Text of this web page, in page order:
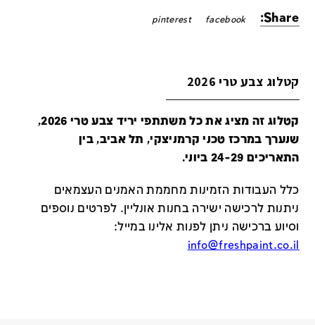
Share:
facebook
pinterest
קטלוג צבע טרי 2026
קטלוג זה מציג את כל משתתפי יריד צבע טרי 2026,
שנערך במרכז טכני קרמניצקי, תל אביב, בין
התאריכים 24-29 ביוני.
כלל העבודות הזמינות מחממת האמנים העצמאים
ניתנות לרכישה ישירה בחנות אונליין. לפרטים נוספים
וסיוע ברכישה ניתן לפנות אלינו במייל:
info@freshpaint.co.il